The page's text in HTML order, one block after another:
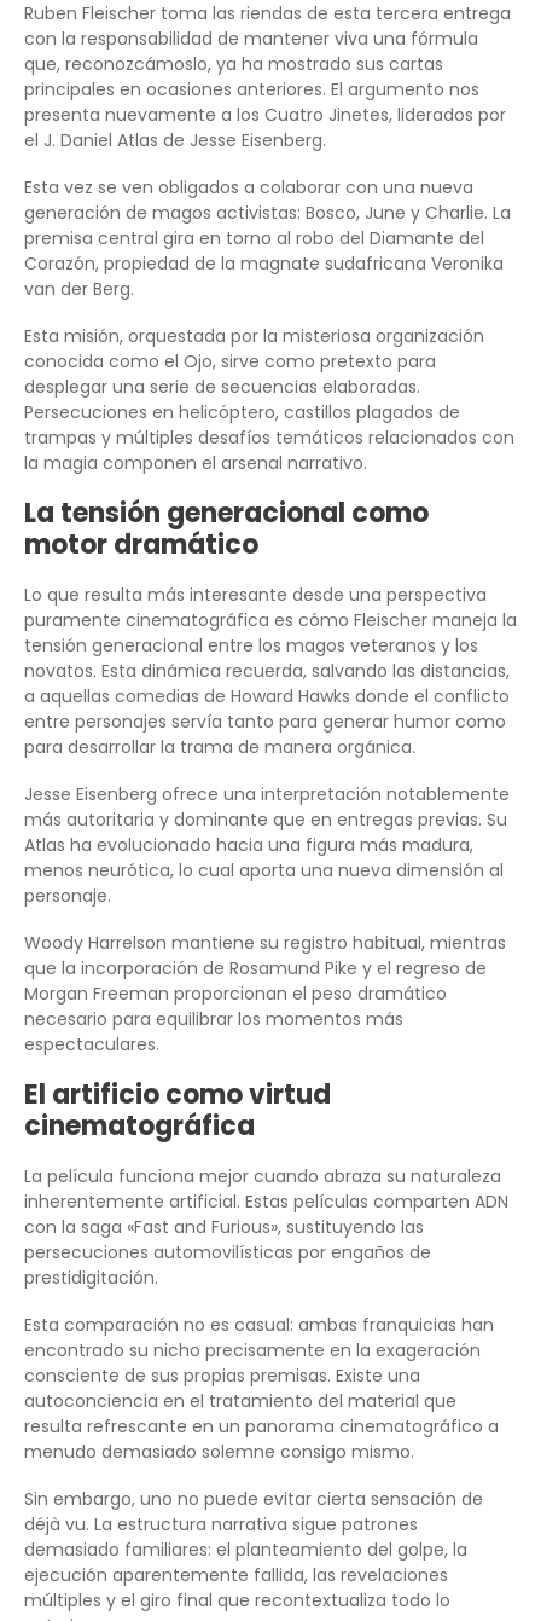
Ruben Fleischer toma las riendas de esta tercera entrega
con la responsabilidad de mantener viva una fórmula
que, reconozcámoslo, ya ha mostrado sus cartas
principales en ocasiones anteriores. El argumento nos
presenta nuevamente a los Cuatro Jinetes, liderados por
el J. Daniel Atlas de Jesse Eisenberg.
Esta vez se ven obligados a colaborar con una nueva
generación de magos activistas: Bosco, June y Charlie. La
premisa central gira en torno al robo del Diamante del
Corazón, propiedad de la magnate sudafricana Veronika
van der Berg.
Esta misión, orquestada por la misteriosa organización
conocida como el Ojo, sirve como pretexto para
desplegar una serie de secuencias elaboradas.
Persecuciones en helicóptero, castillos plagados de
trampas y múltiples desafíos temáticos relacionados con
la magia componen el arsenal narrativo.
La tensión generacional como
motor dramático
Lo que resulta más interesante desde una perspectiva
puramente cinematográfica es cómo Fleischer maneja la
tensión generacional entre los magos veteranos y los
novatos. Esta dinámica recuerda, salvando las distancias,
a aquellas comedias de Howard Hawks donde el conflicto
entre personajes servía tanto para generar humor como
para desarrollar la trama de manera orgánica.
Jesse Eisenberg ofrece una interpretación notablemente
más autoritaria y dominante que en entregas previas. Su
Atlas ha evolucionado hacia una figura más madura,
menos neurótica, lo cual aporta una nueva dimensión al
personaje.
Woody Harrelson mantiene su registro habitual, mientras
que la incorporación de Rosamund Pike y el regreso de
Morgan Freeman proporcionan el peso dramático
necesario para equilibrar los momentos más
espectaculares.
El artificio como virtud
cinematográfica
La película funciona mejor cuando abraza su naturaleza
inherentemente artificial. Estas películas comparten ADN
con la saga «Fast and Furious», sustituyendo las
persecuciones automovilísticas por engaños de
prestidigitación.
Esta comparación no es casual: ambas franquicias han
encontrado su nicho precisamente en la exageración
consciente de sus propias premisas. Existe una
autoconciencia en el tratamiento del material que
resulta refrescante en un panorama cinematográfico a
menudo demasiado solemne consigo mismo.
Sin embargo, uno no puede evitar cierta sensación de
déjà vu. La estructura narrativa sigue patrones
demasiado familiares: el planteamiento del golpe, la
ejecución aparentemente fallida, las revelaciones
múltiples y el giro final que recontextualiza todo lo